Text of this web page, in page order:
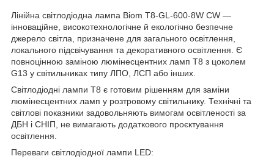
Лінійна світлодіодна лампа Biom T8-GL-600-8W CW —
інноваційне, високотехнологічне й екологічно безпечне
джерело світла, призначене для загального освітлення,
локального підсвічування та декоративного освітлення. Є
повноцінною заміною люмінесцентних ламп Т8 з цоколем
G13 у світильниках типу ЛПО, ЛСП або інших.
Світлодіодні лампи Т8 є готовим рішенням для заміни
люмінесцентних ламп у розтровому світильнику. Технічні та
світлові показники задовольняють вимогам освітленості за
ДБН і СНІП, не вимагають додаткового проєктування
освітлення.
Переваги світлодіодної лампи LED: